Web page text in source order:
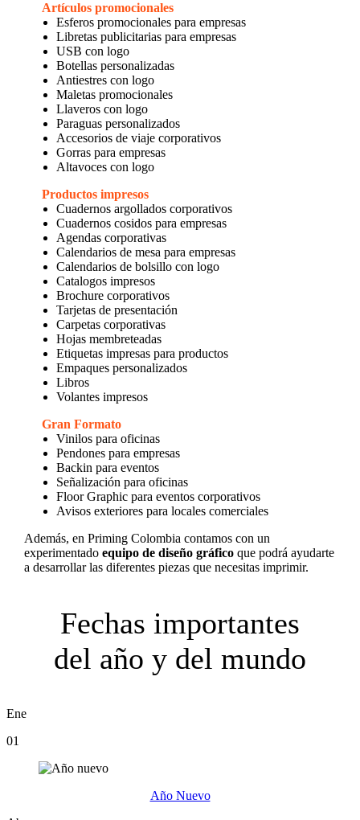
Artículos promocionales
Esferos promocionales para empresas
Libretas publicitarias para empresas
USB con logo
Botellas personalizadas
Antiestres con logo
Maletas promocionales
Llaveros con logo
Paraguas personalizados
Accesorios de viaje corporativos
Gorras para empresas
Altavoces con logo
Productos impresos
Cuadernos argollados corporativos
Cuadernos cosidos para empresas
Agendas corporativas
Calendarios de mesa para empresas
Calendarios de bolsillo con logo
Catalogos impresos
Brochure corporativos
Tarjetas de presentación
Carpetas corporativas
Hojas membreteadas
Etiquetas impresas para productos
Empaques personalizados
Libros
Volantes impresos
Gran Formato
Vinilos para oficinas
Pendones para empresas
Backin para eventos
Señalización para oficinas
Floor Graphic para eventos corporativos
Avisos exteriores para locales comerciales
Además, en Priming Colombia contamos con un
experimentado equipo de diseño gráficoque podrá ayudarte
a desarrollar las diferentes piezas que necesitas imprimir.
Fechas importantes
del año y del mundo
Ene
01
Año Nuevo